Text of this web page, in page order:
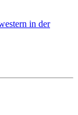
in der